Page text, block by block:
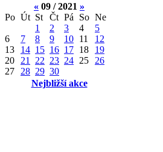
« 09 / 2021 »
Po Út St Čt Pá So Ne
1
2 3 4
5
6
7 8 9 10 11
12
13
14 15 16 17 18
19
20
21 22 23 24 25
26
27
28 29 30
Nejbližší akce